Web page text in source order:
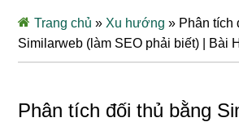
Trang chủ » Xu hướng » Phân tích
Similarweb (làm SEO phải biết) | Bài
Phân tích đối thủ bằng